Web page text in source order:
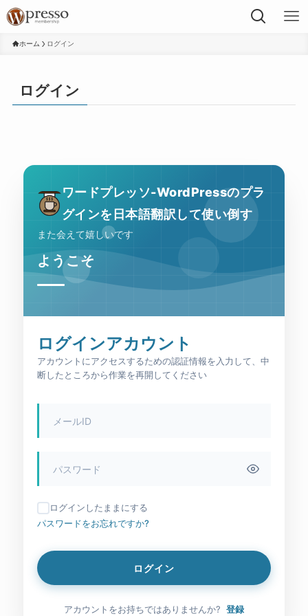
ホーム ログイン
ログイン
ワードプレッソ-WordPressのプラ
グインを日本語翻訳して使い倒す
また会えて嬉しいです
ようこそ
ログインアカウント
アカウントにアクセスするための認証情報を入力して、中
断したところから作業を再開してください
ログインしたままにする
パスワードをお忘れですか?
ログイン
アカウントをお持ちではありませんか? 登録